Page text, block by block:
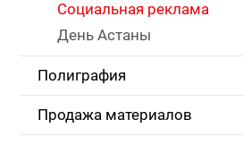
Социальная реклама
День Астаны
Полиграфия
Продажа материалов